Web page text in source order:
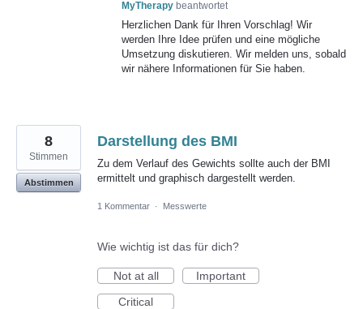
MyTherapy beantwortet
Herzlichen Dank für Ihren Vorschlag! Wir
werden Ihre Idee prüfen und eine mögliche
Umsetzung diskutieren. Wir melden uns, sobald
wir nähere Informationen für Sie haben.
Darstellung des BMI
Zu dem Verlauf des Gewichts sollte auch der BMI
ermittelt und graphisch dargestellt werden.
8
Stimmen
Abstimmen
1 Kommentar · Messwerte
Wie wichtig ist das für dich?
Not at all
Important
Critical